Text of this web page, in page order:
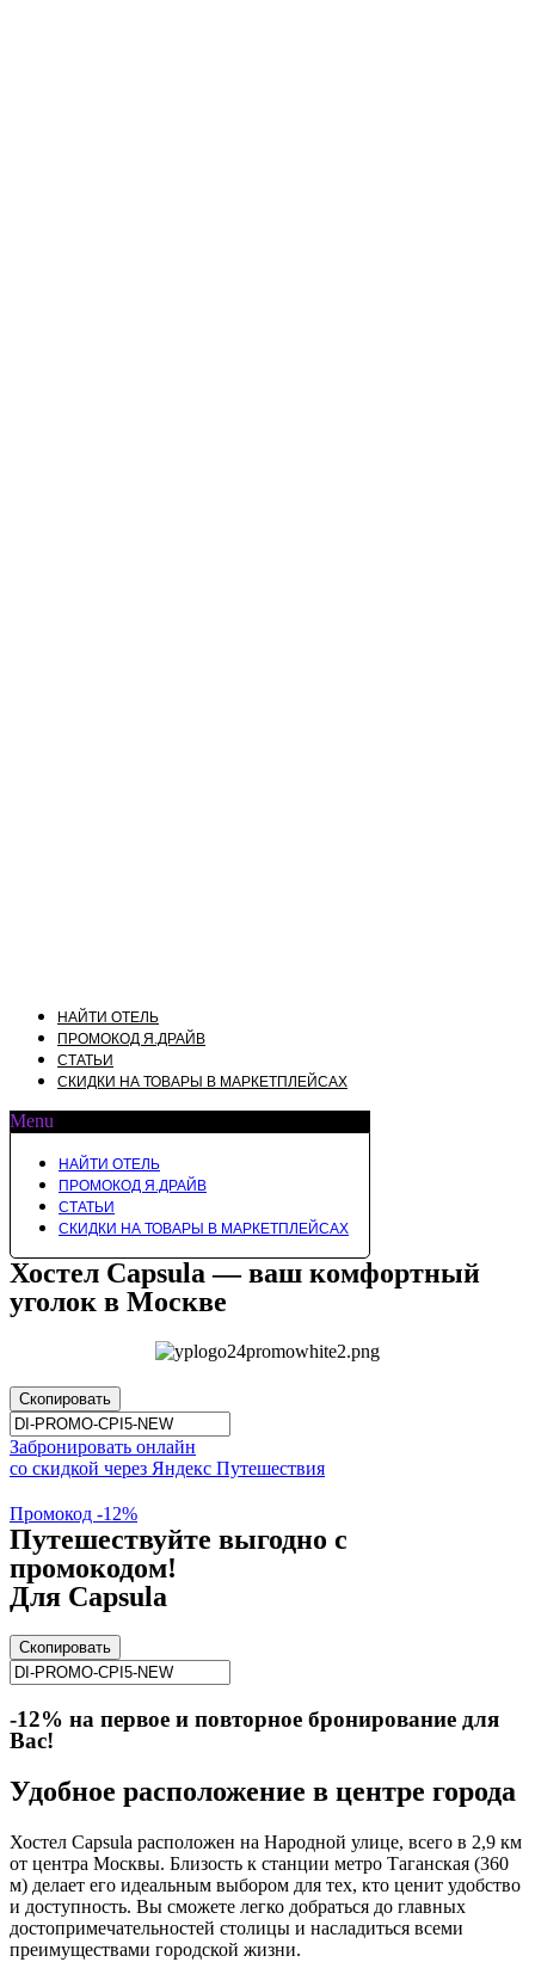
НАЙТИ ОТЕЛЬ
ПРОМОКОД Я.ДРАЙВ
СТАТЬИ
СКИДКИ НА ТОВАРЫ В МАРКЕТПЛЕЙСАХ
Menu
НАЙТИ ОТЕЛЬ
ПРОМОКОД Я.ДРАЙВ
СТАТЬИ
СКИДКИ НА ТОВАРЫ В МАРКЕТПЛЕЙСАХ
Хостел Capsula — ваш комфортный
уголок в Москве
Скопировать
Забронировать онлайн
со скидкой через Яндекс Путешествия
Промокод -12%
Путешествуйте выгодно с
промокодом!
Для Capsula
Скопировать
-12% на первое и повторное бронирование для
Вас!
Удобное расположение в центре города
Хостел Capsula расположен на Народной улице, всего в 2,9 км
от центра Москвы. Близость к станции метро Таганская (360
м) делает его идеальным выбором для тех, кто ценит удобство
и доступность. Вы сможете легко добраться до главных
достопримечательностей столицы и насладиться всеми
преимуществами городской жизни.